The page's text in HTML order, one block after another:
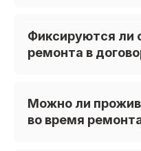
Фиксируются ли
ремонта в
Можно ли
во время